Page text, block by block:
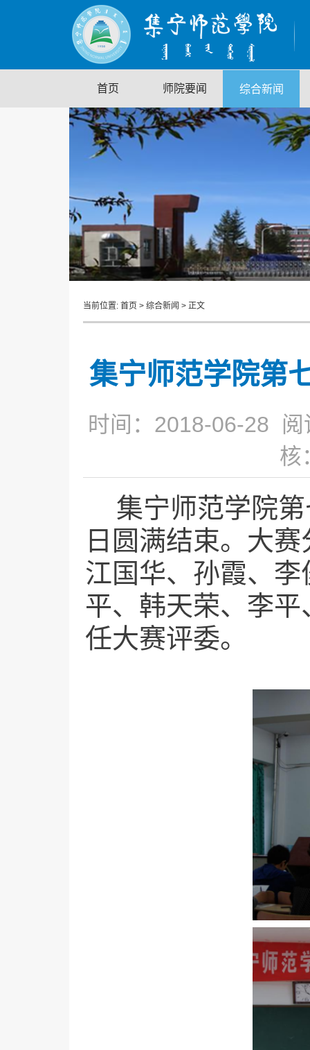
首页 师院要闻 综合新闻
当前位置: 首页 > 综合新闻 > 正文
集宁师范学院第
时间：2018-06-28 阅
核
集宁师范学院
日圆满结束。大
江国华、孙霞、
平、韩天荣、李
任大赛评委。